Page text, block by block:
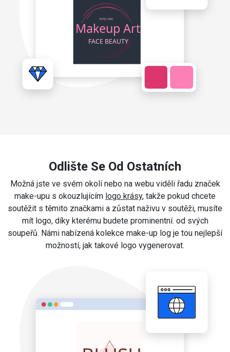
Odlište Se Od Ostatních
Možná jste ve svém okolí nebo na webu viděli řadu značek
make-upu s okouzlujícím logo krásy, takže pokud chcete
soutěžit s těmito značkami a zůstat naživu v soutěži, musíte
mít logo, díky kterému budete prominentní. od svých
soupeřů. Námi nabízená kolekce make-up log je tou nejlepší
možností, jak takové logo vygenerovat.